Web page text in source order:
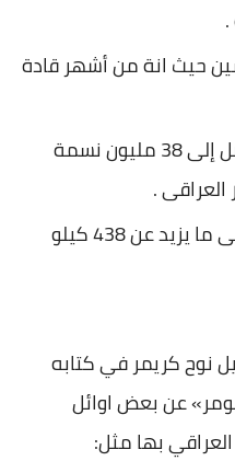
.
حيث انة من أشهر قادة
ان عدد سكان العراق يصل إلى 38 مليون نسمة
العراقى .
العراق تصل مساحتها إلى ما يزيد عن 438 كيلو
نوح كريمر في كتابه
عن بعض اوائل
بها مثل: